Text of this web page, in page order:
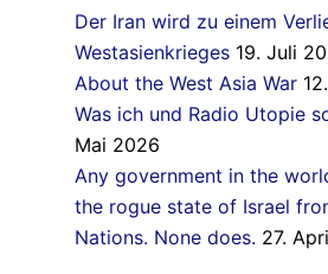
Der Iran wird zu einem
Westasienkrieges 19. Juli
About the West Asia War
Was ich und Radio Utopie
Mai 2026
Any government in the
the rogue state of Israel
Nations. None does. 27.